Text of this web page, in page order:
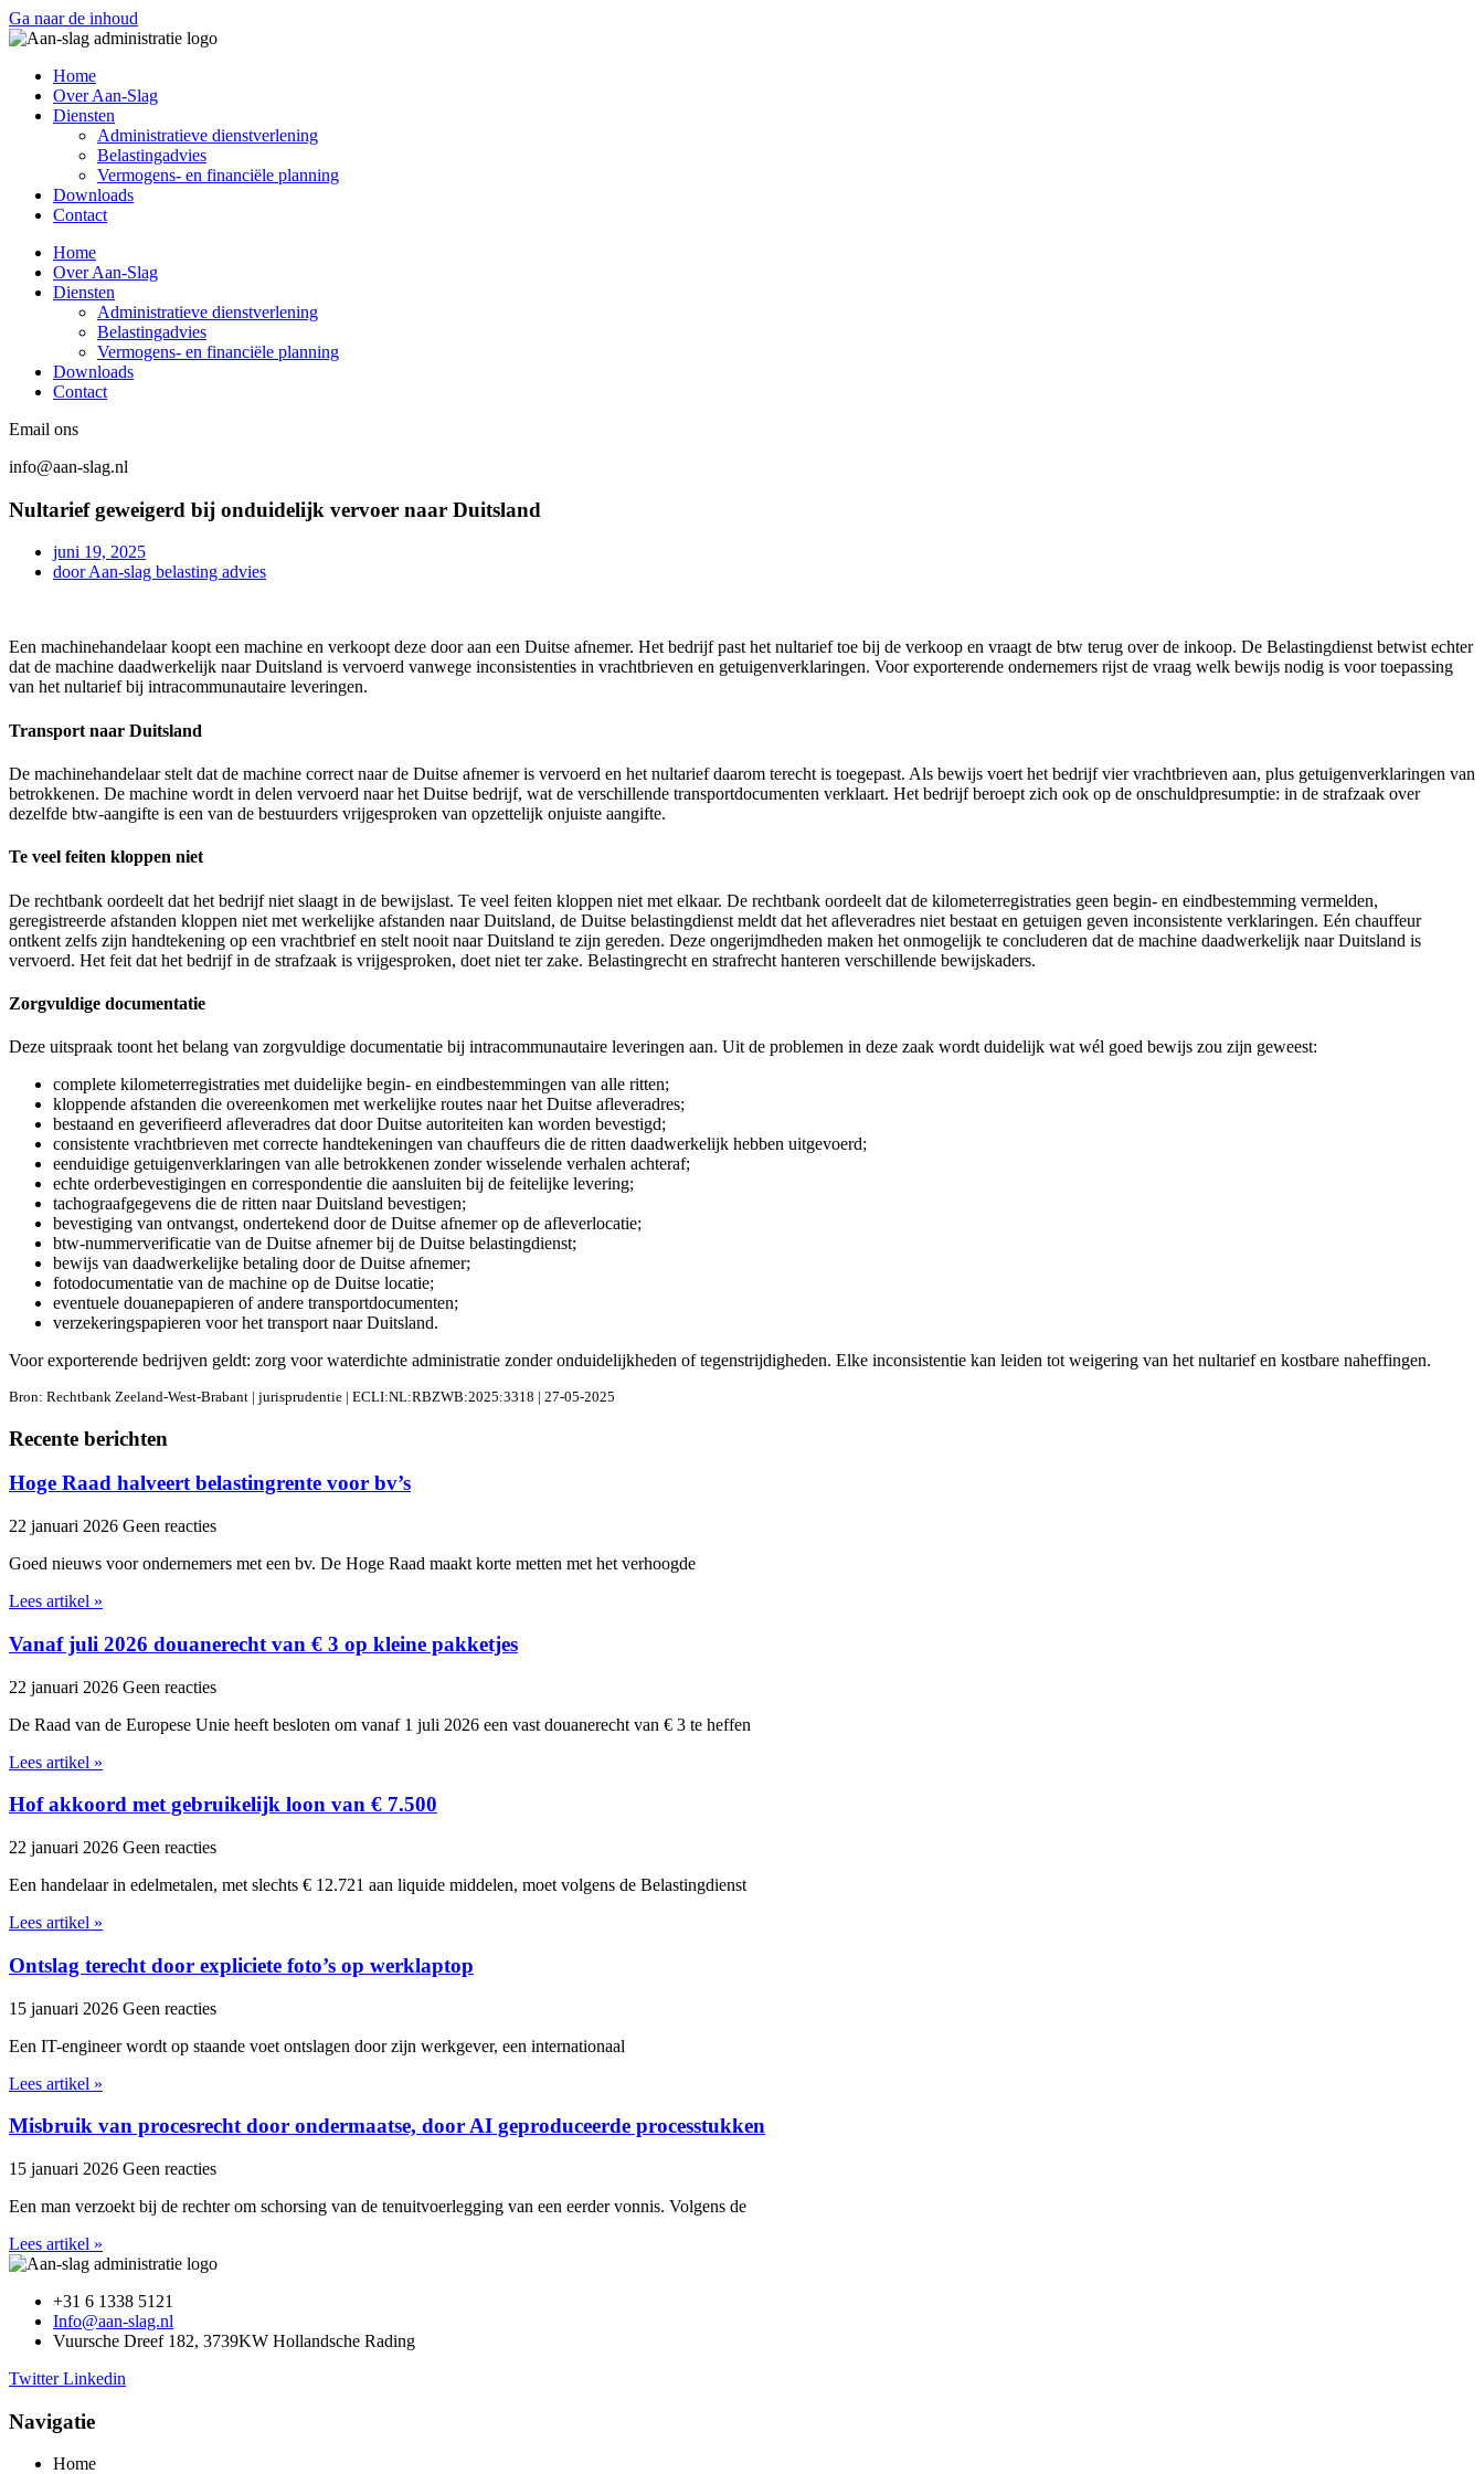
Ga naar de inhoud
Home
Over Aan-Slag
Diensten
Administratieve dienstverlening
Belastingadvies
Vermogens- en financiële planning
Downloads
Contact
Home
Over Aan-Slag
Diensten
Administratieve dienstverlening
Belastingadvies
Vermogens- en financiële planning
Downloads
Contact
Email ons
info@aan-slag.nl
Nultarief geweigerd bij onduidelijk vervoer naar Duitsland
juni 19, 2025
doorAan-slag belasting advies
Een machinehandelaar koopt een machine en verkoopt deze door aan een Duitse afnemer. Het bedrijf past het nultarief toe bij de verkoop en vraagt de btw terug over de inkoop. De Belastingdienst betwist echter
dat de machine daadwerkelijk naar Duitsland is vervoerd vanwege inconsistenties in vrachtbrieven en getuigenverklaringen. Voor exporterende ondernemers rijst de vraag welk bewijs nodig is voor toepassing
van het nultarief bij intracommunautaire leveringen.
Transport naar Duitsland
De machinehandelaar stelt dat de machine correct naar de Duitse afnemer is vervoerd en het nultarief daarom terecht is toegepast. Als bewijs voert het bedrijf vier vrachtbrieven aan, plus getuigenverklaringen van
betrokkenen. De machine wordt in delen vervoerd naar het Duitse bedrijf, wat de verschillende transportdocumenten verklaart. Het bedrijf beroept zich ook op de onschuldpresumptie: in de strafzaak over
dezelfde btw-aangifte is een van de bestuurders vrijgesproken van opzettelijk onjuiste aangifte.
Te veel feiten kloppen niet
De rechtbank oordeelt dat het bedrijf niet slaagt in de bewijslast. Te veel feiten kloppen niet met elkaar. De rechtbank oordeelt dat de kilometerregistraties geen begin- en eindbestemming vermelden,
geregistreerde afstanden kloppen niet met werkelijke afstanden naar Duitsland, de Duitse belastingdienst meldt dat het afleveradres niet bestaat en getuigen geven inconsistente verklaringen. Eén chauffeur
ontkent zelfs zijn handtekening op een vrachtbrief en stelt nooit naar Duitsland te zijn gereden. Deze ongerijmdheden maken het onmogelijk te concluderen dat de machine daadwerkelijk naar Duitsland is
vervoerd. Het feit dat het bedrijf in de strafzaak is vrijgesproken, doet niet ter zake. Belastingrecht en strafrecht hanteren verschillende bewijskaders.
Zorgvuldige documentatie
Deze uitspraak toont het belang van zorgvuldige documentatie bij intracommunautaire leveringen aan. Uit de problemen in deze zaak wordt duidelijk wat wél goed bewijs zou zijn geweest:
complete kilometerregistraties met duidelijke begin- en eindbestemmingen van alle ritten;
kloppende afstanden die overeenkomen met werkelijke routes naar het Duitse afleveradres;
bestaand en geverifieerd afleveradres dat door Duitse autoriteiten kan worden bevestigd;
consistente vrachtbrieven met correcte handtekeningen van chauffeurs die de ritten daadwerkelijk hebben uitgevoerd;
eenduidige getuigenverklaringen van alle betrokkenen zonder wisselende verhalen achteraf;
echte orderbevestigingen en correspondentie die aansluiten bij de feitelijke levering;
tachograafgegevens die de ritten naar Duitsland bevestigen;
bevestiging van ontvangst, ondertekend door de Duitse afnemer op de afleverlocatie;
btw-nummerverificatie van de Duitse afnemer bij de Duitse belastingdienst;
bewijs van daadwerkelijke betaling door de Duitse afnemer;
fotodocumentatie van de machine op de Duitse locatie;
eventuele douanepapieren of andere transportdocumenten;
verzekeringspapieren voor het transport naar Duitsland.
Voor exporterende bedrijven geldt: zorg voor waterdichte administratie zonder onduidelijkheden of tegenstrijdigheden. Elke inconsistentie kan leiden tot weigering van het nultarief en kostbare naheffingen.
Bron: Rechtbank Zeeland-West-Brabant | jurisprudentie | ECLI:NL:RBZWB:2025:3318 | 27-05-2025
Recente berichten
Hoge Raad halveert belastingrente voor bv’s
22 januari 2026 Geen reacties
Goed nieuws voor ondernemers met een bv. De Hoge Raad maakt korte metten met het verhoogde
Lees artikel »
Vanaf juli 2026 douanerecht van € 3 op kleine pakketjes
22 januari 2026 Geen reacties
De Raad van de Europese Unie heeft besloten om vanaf 1 juli 2026 een vast douanerecht van € 3 te heffen
Lees artikel »
Hof akkoord met gebruikelijk loon van € 7.500
22 januari 2026 Geen reacties
Een handelaar in edelmetalen, met slechts € 12.721 aan liquide middelen, moet volgens de Belastingdienst
Lees artikel »
Ontslag terecht door expliciete foto’s op werklaptop
15 januari 2026 Geen reacties
Een IT-engineer wordt op staande voet ontslagen door zijn werkgever, een internationaal
Lees artikel »
Misbruik van procesrecht door ondermaatse, door AI geproduceerde processtukken
15 januari 2026 Geen reacties
Een man verzoekt bij de rechter om schorsing van de tenuitvoerlegging van een eerder vonnis. Volgens de
Lees artikel »
+31 6 1338 5121
Info@aan-slag.nl
Vuursche Dreef 182, 3739KW Hollandsche Rading
Twitter Linkedin
Navigatie
Home